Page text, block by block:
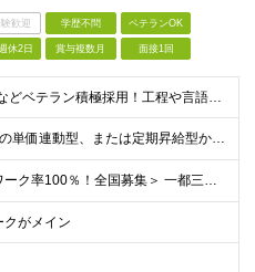
歓迎 学歴不問 ベテランOK
休2日 賞与複数月 面接1回
＜40～50代などベテラン積極採用！工程や言語、経験年数不問＞ □システム開発の実務経験をお持ちの方(工程や言語、経験年数、マネジメント経験などは一切問いません) □学歴不問 □転職回数不問
≪還元率8割の単価連動型、または定期昇給型から選べます！≫ ■単価連動型 月給40万円以上＋一時金＋各種手当 ★参画する案件の単価に応じて月給額を決定します(還元率8割) ★昇給随時(案件単価が上が
＜リモートワーク率100％！全国募集＞ 一都三県・名古屋・大阪を中心とした、全国の各プロジェクト先へ配属 ★あなたの希望を考慮して決定します ★在宅勤務×出勤のハイブリッドワーク！フルリモートワーク
クがメイン